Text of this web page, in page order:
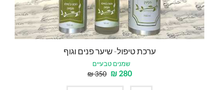
ערכת טיפול- שיער פנים וגוף
שמנים טבעיים
280
₪
350
₪